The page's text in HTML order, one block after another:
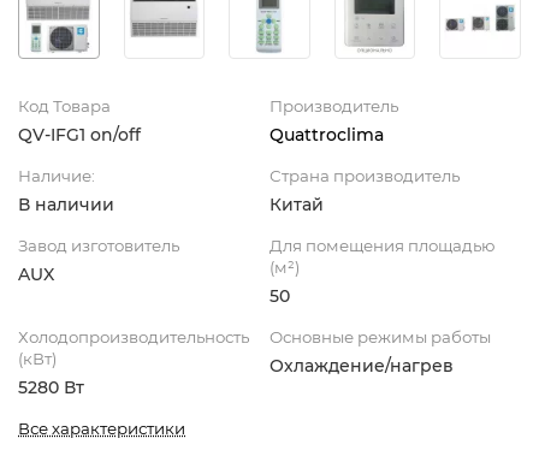
Код Товара
QV-IFG1 on/off
Производитель
Quattroclima
Наличие:
В наличии
Страна производитель
Китай
Завод изготовитель
AUX
Для помещения площадью
(м²)
50
Холодопроизводительность
(кВт)
5280 Вт
Основные режимы работы
Охлаждение/нагрев
Все характеристики